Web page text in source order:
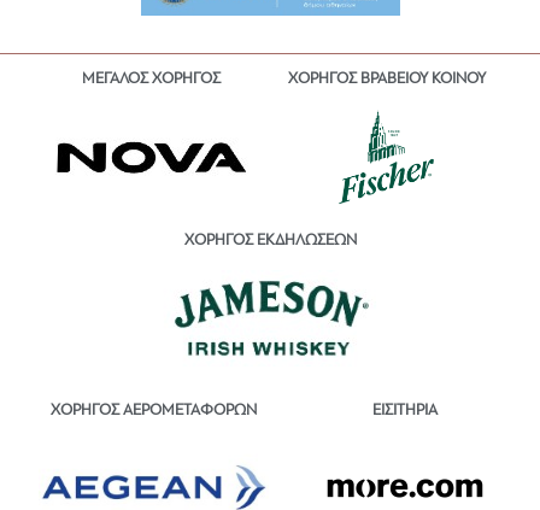
ΜΕΓΑΛΟΣ ΧΟΡΗΓΟΣ ΧΟΡΗΓΟΣ ΒΡΑΒΕΙΟΥ ΚΟΙΝΟΥ
ΧΟΡΗΓΟΣ ΕΚΔΗΛΩΣΕΩΝ
ΧΟΡΗΓΟΣ ΑΕΡΟΜΕΤΑΦΟΡΩΝ ΕΙΣΙΤΗΡΙΑ